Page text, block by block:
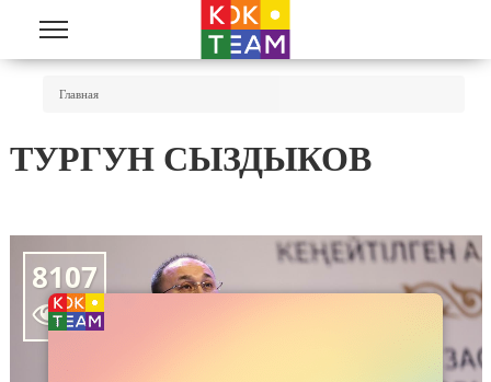
Перейти к основному содержанию
Главная
ТУРГУН СЫЗДЫКОВ
8107
